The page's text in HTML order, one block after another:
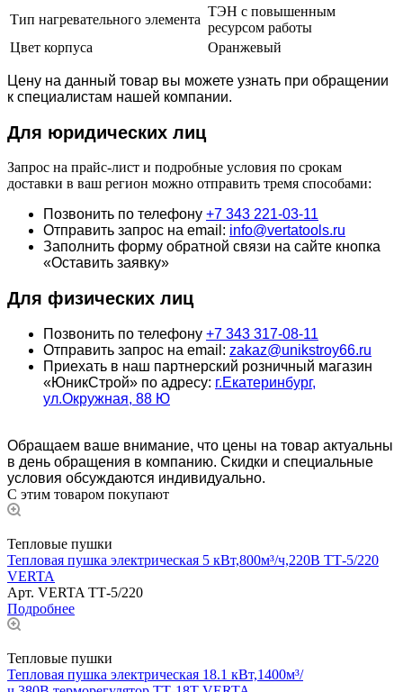
Тип нагревательного элемента
ТЭН с повышенным
ресурсом работы
Цвет корпуса
Оранжевый
Цену на данный товар вы можете узнать при обращении
к специалистам нашей компании.
Для юридических лиц
Запрос на прайс-лист и подробные условия по срокам
доставки в ваш регион можно отправить тремя способами:
Позвонить по телефону +7 343 221-03-11
Отправить запрос на email: info@vertatools.ru
Заполнить форму обратной связи на сайте кнопка
«Оставить заявку»
Для физических лиц
Позвонить по телефону +7 343 317-08-11
Отправить запрос на email: zakaz@unikstroy66.ru
Приехать в наш партнерский розничный магазин
«ЮникСтрой» по адресу: г.Екатеринбург,
ул.Окружная, 88 Ю
Обращаем ваше внимание, что цены на товар актуальны
в день обращения в компанию. Скидки и специальные
условия обсуждаются индивидуально.
С этим товаром покупают
Тепловые пушки
Тепловая пушка электрическая 5 кВт,800м³/ч,220В ТТ-5/220
VERTA
Арт. VERTA ТТ-5/220
Подробнее
Тепловые пушки
Тепловая пушка электрическая 18.1 кВт,1400м³/